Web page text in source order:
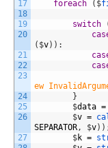
17
18
19
20
21
22
23
24
25
26
27
foreach
( $
switch
( $v) ) :
ew
}
$data =
$v =
SEPARATOR, $v) )
$k =